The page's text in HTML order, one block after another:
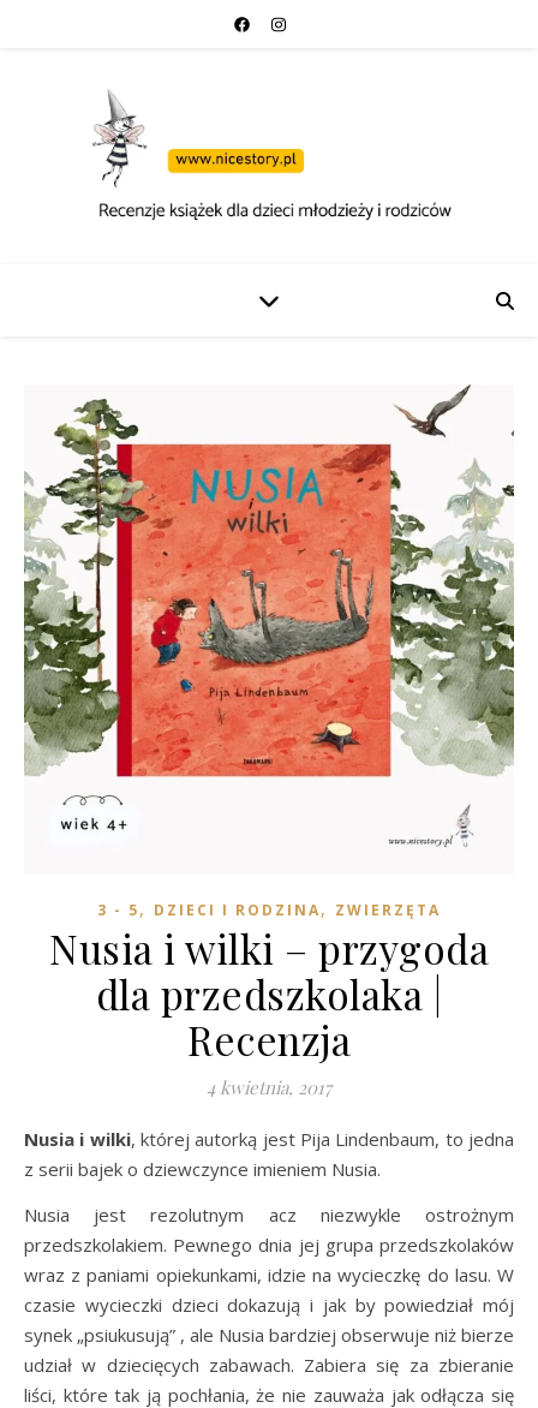
3 - 5, DZIECI I RODZINA, ZWIERZĘTA
Nusia i wilki – przygoda
dla przedszkolaka |
Recenzja
4 kwietnia, 2017
Nusia i wilki, której autorką jest Pija Lindenbaum, to jedna
z serii bajek o dziewczynce imieniem Nusia.
Nusia jest rezolutnym acz niezwykle ostrożnym
przedszkolakiem. Pewnego dnia jej grupa przedszkolaków
wraz z paniami opiekunkami, idzie na wycieczkę do lasu. W
czasie wycieczki dzieci dokazują i jak by powiedział mój
synek „psiukusują” , ale Nusia bardziej obserwuje niż bierze
udział w dziecięcych zabawach. Zabiera się za zbieranie
liści, które tak ją pochłania, że nie zauważa jak odłącza się